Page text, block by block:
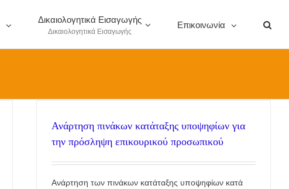
Δικαιολογητικά Εισαγωγής
Δικαιολογητικά Εισαγωγής
Επικοινωνία
Ανάρτηση πινάκων κατάταξης υποψηφίων για
την πρόσληψη επικουρικού προσωπικού
Ανάρτηση των πινάκων κατάταξης υποψηφίων κατά